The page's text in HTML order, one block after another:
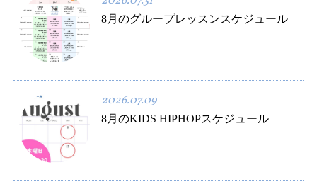
8月のグループレッスンスケジュール
2026.07.09
8月のKIDS HIPHOPスケジュール